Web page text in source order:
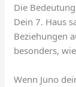
Die
Dein 7. Haus
Beziehungen
besonders,
Wenn Juno